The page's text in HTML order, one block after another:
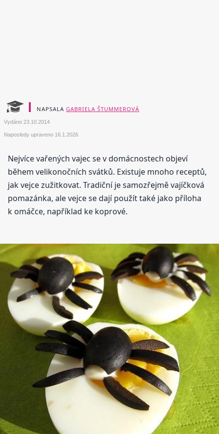
NAPSALA GABRIELA ŠTUMMEROVÁ
Vydáno 23.10.2014
Naposledy upraveno 16.1.2026
Nejvíce vařených vajec se v domácnostech objeví
během velikonočních svátků. Existuje mnoho receptů,
jak vejce zužitkovat. Tradiční je samozřejmě vajíčková
pomazánka, ale vejce se dají použít také jako příloha
k omáčce, například ke koprové.